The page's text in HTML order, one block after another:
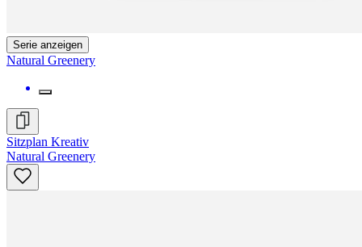
Serie anzeigen
Natural Greenery
Sitzplan Kreativ
Natural Greenery